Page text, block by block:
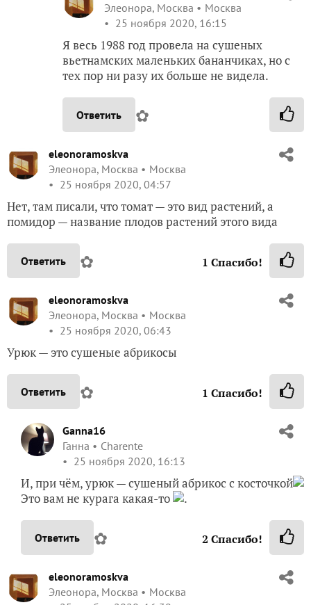
Элеонора, Москва
Москва
25 ноября 2020, 16:15
Я весь 1988 год провела на сушеных
вьетнамских маленьких бананчиках, но с
тех пор ни разу их больше не видела.
Ответить ✿
eleonoramoskva
Элеонора, Москва
Москва
25 ноября 2020, 04:57
Нет, там писали, что томат — это вид растений, а
помидор — название плодов растений этого вида
Ответить ✿ 1 Спасибо!
eleonoramoskva
Элеонора, Москва
Москва
25 ноября 2020, 06:43
Урюк — это сушеные абрикосы
Ответить ✿ 1 Спасибо!
Ganna16
Ганна
Charente
25 ноября 2020, 16:13
И, при чём, урюк — сушеный абрикос с косточкой
Это вам не курага какая-то
.
Ответить ✿ 2 Спасибо!
eleonoramoskva
Элеонора, Москва
Москва